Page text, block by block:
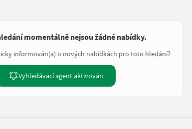
momentálně nejsou žádné nabídky.
informován(a) o nových nabídkách pro toto hledání?
Vyhledávací agent aktivován